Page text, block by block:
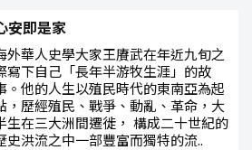
安即是家
外華人史學大家王賡武在年近九旬之
寫下自己「長年半游牧生涯」的故
。他的人生以殖民時代的東南亞為起
，歷經殖民、戰爭、動亂、革命，大
生在三大洲間遷徙， 構成二十世紀的
史洪流之中一部豐富而獨特的流..